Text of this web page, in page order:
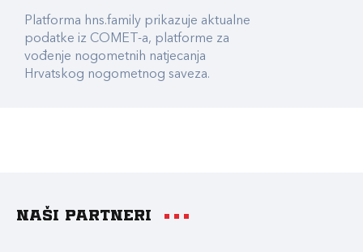
Platforma hns.family prikazuje aktualne
podatke iz COMET-a, platforme za
vođenje nogometnih natjecanja
Hrvatskog nogometnog saveza.
Naši partneri